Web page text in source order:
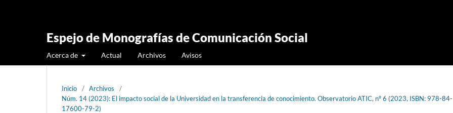
Espejo de Monografías de Comunicación Social
Acerca de Actual Archivos Avisos
Inicio / Archivos
/
Núm. 14 (2023): El impacto social de la Universidad en la transferencia de conocimiento. Observatorio ATIC, nº 6 (2023, ISBN: 978-84-
17600-79-2)